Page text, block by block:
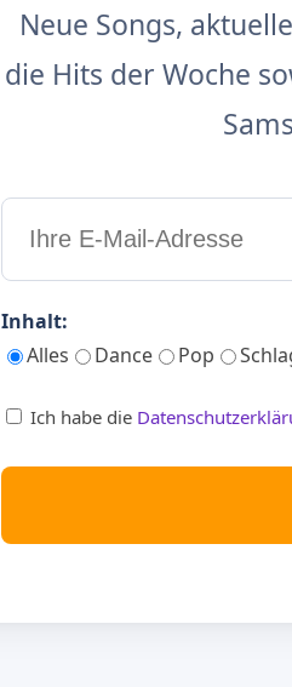
Neue Songs,
die Hits der Woche
Inhalt:
Alles
Dance Pop
Ich habe die